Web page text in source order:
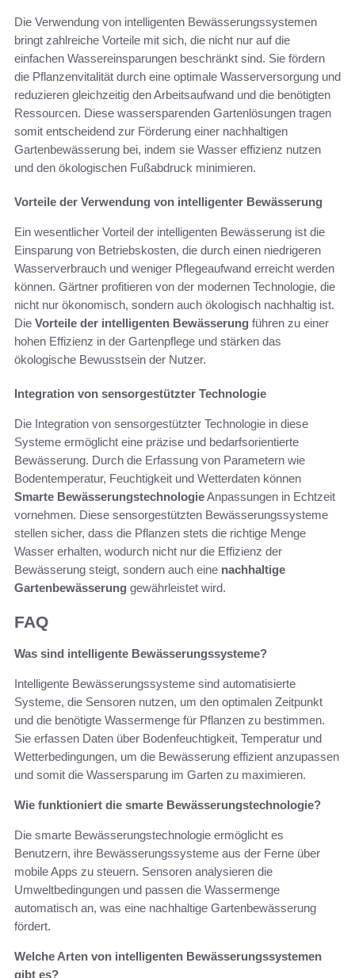
Die Verwendung von intelligenten Bewässerungssystemen
bringt zahlreiche Vorteile mit sich, die nicht nur auf die
einfachen Wassereinsparungen beschränkt sind. Sie fördern
die Pflanzenvitalität durch eine optimale Wasserversorgung und
reduzieren gleichzeitig den Arbeitsaufwand und die benötigten
Ressourcen. Diese wassersparenden Gartenlösungen tragen
somit entscheidend zur Förderung einer nachhaltigen
Gartenbewässerung bei, indem sie Wasser effizienz nutzen
und den ökologischen Fußabdruck minimieren.
Vorteile der Verwendung von intelligenter Bewässerung
Ein wesentlicher Vorteil der intelligenten Bewässerung ist die
Einsparung von Betriebskosten, die durch einen niedrigeren
Wasserverbrauch und weniger Pflegeaufwand erreicht werden
können. Gärtner profitieren von der modernen Technologie, die
nicht nur ökonomisch, sondern auch ökologisch nachhaltig ist.
Die Vorteile der intelligenten Bewässerung führen zu einer
hohen Effizienz in der Gartenpflege und stärken das
ökologische Bewusstsein der Nutzer.
Integration von sensorgestützter Technologie
Die Integration von sensorgestützter Technologie in diese
Systeme ermöglicht eine präzise und bedarfsorientierte
Bewässerung. Durch die Erfassung von Parametern wie
Bodentemperatur, Feuchtigkeit und Wetterdaten können
Smarte BewässerungstechnologieAnpassungen in Echtzeit
vornehmen. Diese sensorgestützten Bewässerungssysteme
stellen sicher, dass die Pflanzen stets die richtige Menge
Wasser erhalten, wodurch nicht nur die Effizienz der
Bewässerung steigt, sondern auch eine nachhaltige
Gartenbewässerung gewährleistet wird.
FAQ
Was sind intelligente Bewässerungssysteme?
Intelligente Bewässerungssysteme sind automatisierte
Systeme, die Sensoren nutzen, um den optimalen Zeitpunkt
und die benötigte Wassermenge für Pflanzen zu bestimmen.
Sie erfassen Daten über Bodenfeuchtigkeit, Temperatur und
Wetterbedingungen, um die Bewässerung effizient anzupassen
und somit die Wassersparung im Garten zu maximieren.
Wie funktioniert die smarte Bewässerungstechnologie?
Die smarte Bewässerungstechnologie ermöglicht es
Benutzern, ihre Bewässerungssysteme aus der Ferne über
mobile Apps zu steuern. Sensoren analysieren die
Umweltbedingungen und passen die Wassermenge
automatisch an, was eine nachhaltige Gartenbewässerung
fördert.
Welche Arten von intelligenten Bewässerungssystemen
gibt es?